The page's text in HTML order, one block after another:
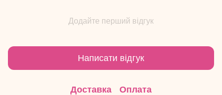
Додайте перший відгук
Написати відгук
Доставка Оплата